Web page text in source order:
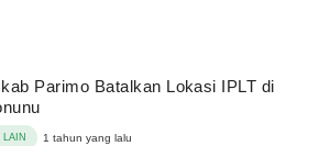
Parimo Batalkan Lokasi IPLT di
LAIN 1 tahun yang lalu